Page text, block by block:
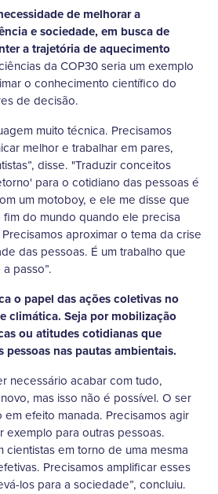
de melhorar a
e sociedade, em busca de
a trajetória de aquecimento
da COP30 seria um exemplo
o conhecimento científico do
de decisão.
muito técnica. Precisamos
melhor e trabalhar em pares,
disse. "Traduzir conceitos
para o cotidiano das pessoas é
um motoboy, e ele me disse que
do mundo quando ele precisa
aproximar o tema da crise
das pessoas. É um trabalho que
passo”.
o papel das ações coletivas no
climática. Seja por mobilização
ou atitudes cotidianas que
pessoas nas pautas ambientais.
necessário acabar com tudo,
mas isso não é possível. O ser
em efeito manada. Precisamos agir
exemplo para outras pessoas.
cientistas em torno de uma mesma
Precisamos amplificar esses
los para a sociedade”, concluiu.